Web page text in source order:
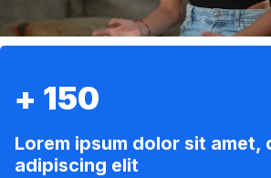
+ 150
Lorem ipsum dolor sit
adipiscing elit